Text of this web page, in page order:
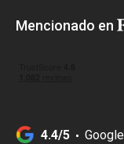
Mencionado en
4.4/5 Google